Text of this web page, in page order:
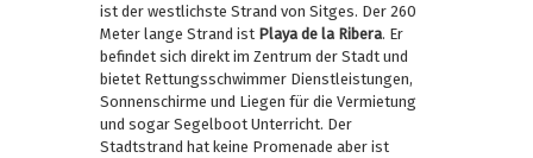
ist der westlichste Strand von Sitges. Der 260
Meter lange Strand ist Playa de la Ribera. Er
befindet sich direkt im Zentrum der Stadt und
bietet Rettungsschwimmer Dienstleistungen,
Sonnenschirme und Liegen für die Vermietung
und sogar Segelboot Unterricht. Der
Stadtstrand hat keine Promenade aber ist